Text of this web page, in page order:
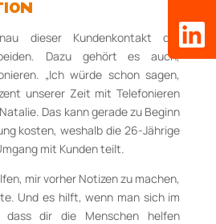
dieser Kundenkontakt der
Dazu gehört es auch,
„Ich würde schon sagen,
unserer Zeit mit Telefonieren
Das kann gerade zu Beginn
kosten, weshalb die 26-Jährige
mit Kunden teilt.
mir vorher Notizen zu machen,
Und es hilft, wenn man sich im
dass dir die Menschen helfen